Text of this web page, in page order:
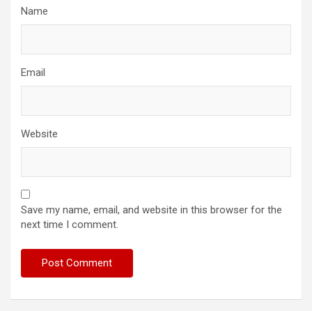
Name
Email
Website
Save my name, email, and website in this browser for the
next time I comment.